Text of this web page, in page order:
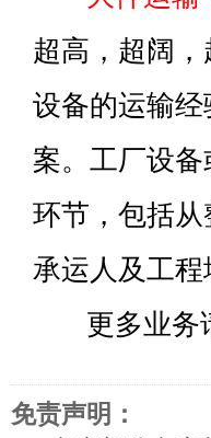
超高，超阔
设备的运输
案。工厂设
环节，包括
承运人及工
更多业
免责声明：